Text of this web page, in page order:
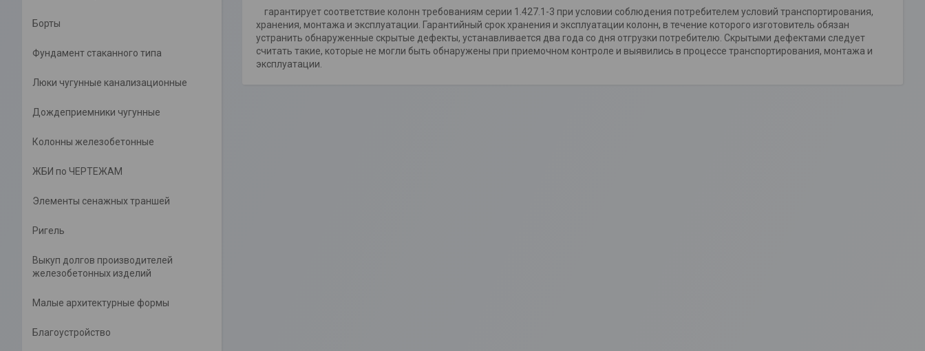
гарантирует соответствие колонн требованиям серии 1.427.1-3 при условии соблюдения потребителем условий транспортирования,
хранения, монтажа и эксплуатации. Гарантийный срок хранения и эксплуатации колонн, в течение которого изготовитель обязан
устранить обнаруженные скрытые дефекты, устанавливается два года со дня отгрузки потребителю. Скрытыми дефектами следует
считать такие, которые не могли быть обнаружены при приемочном контроле и выявились в процессе транспортирования, монтажа и
эксплуатации.
Борты
Фундамент стаканного типа
Люки чугунные канализационные
Дождеприемники чугунные
Колонны железобетонные
ЖБИ по ЧЕРТЕЖАМ
Элементы сенажных траншей
Ригель
Выкуп долгов производителей
железобетонных изделий
Малые архитектурные формы
Благоустройство